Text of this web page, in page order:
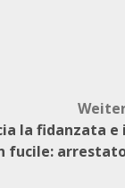
la fidanzata e i
fucile: